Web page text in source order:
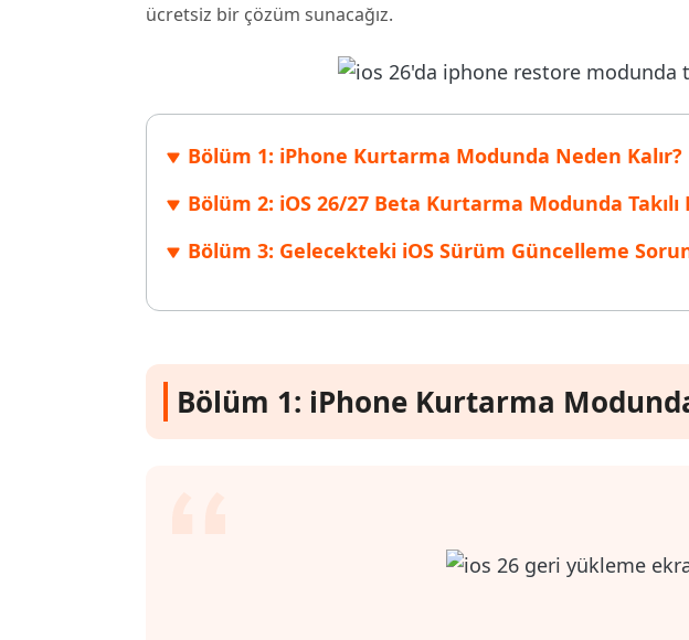
Windows'ta silinen dosyaları kurtarın
Android için UltData Uygulaması
Android verilerini PC olmadan kurtarın iPhone'u AI ile ücretsiz temizleyin
Ücretsiz Online AI Fotoğraf Düzenleme Aracı AI ile daha akıllı, daha hızlı, daha iyi yazın
ücretsiz bir çözüm sunacağız.
Bölüm 1: iPhone Kurtarma Modunda Neden Kalır?
Bölüm 2: iOS 26/27 Beta Kurtarma Modunda
Bölüm 3: Gelecekteki iOS Sürüm Güncelleme
Bölüm 1: iPhone Kurtarma